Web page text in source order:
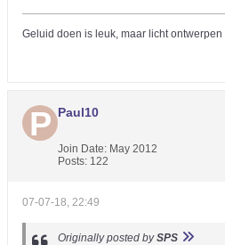
Geluid doen is leuk, maar licht ontwerpen
Paul10
Join Date: May 2012
Posts: 122
07-07-18, 22:49
Originally posted bySPS